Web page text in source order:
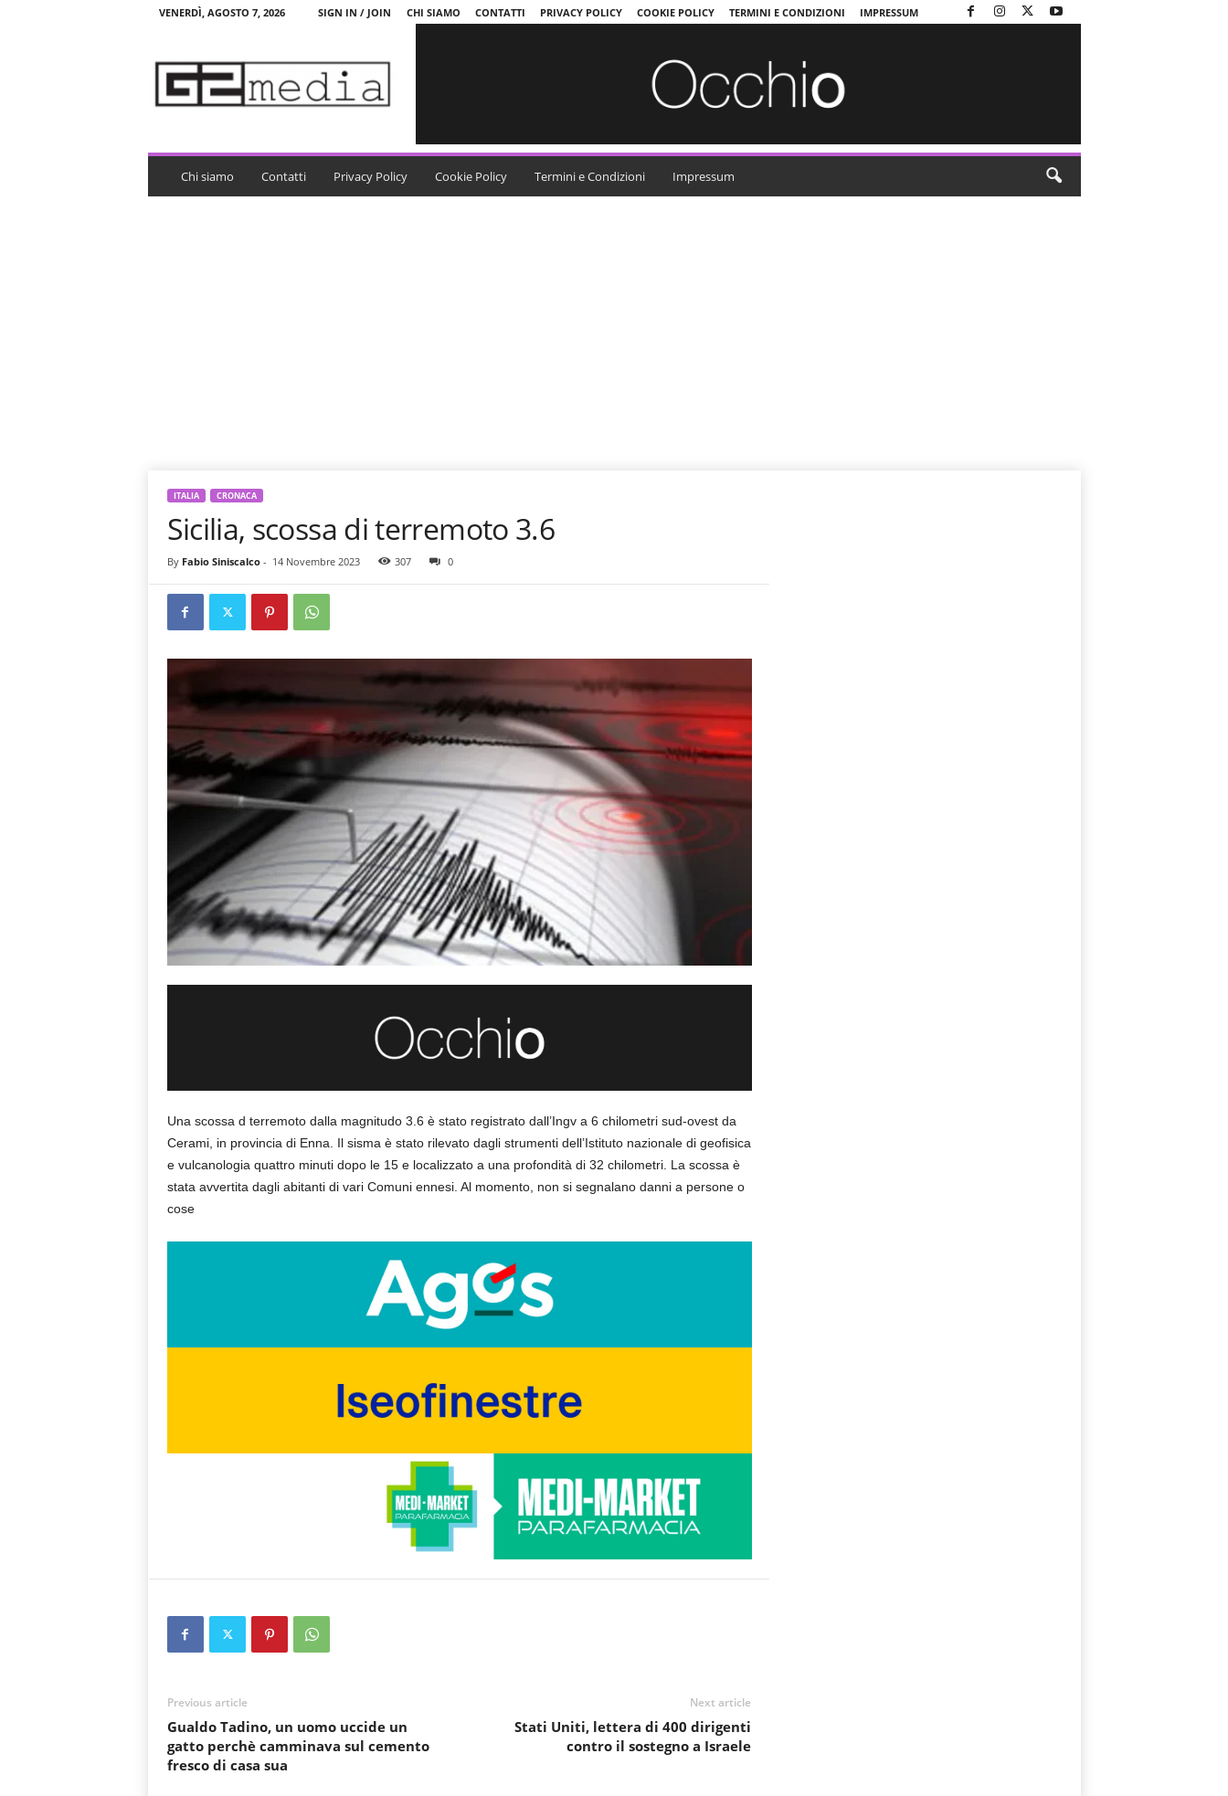
VENERDÌ, AGOSTO 7, 2026 SIGN IN / JOIN CHI SIAMO CONTATTI PRIVACY POLICY COOKIE POLICY TERMINI E CONDIZIONI IMPRESSUM
a
Chi siamo Contatti Privacy Policy Cookie Policy Termini e Condizioni Impressum
ITALIA CRONACA
Sicilia, scossa di terremoto 3.6
By Fabio Siniscalco- 14 Novembre 2023 307 0
Una scossa d terremoto dalla magnitudo 3.6 è stato registrato dall’Ingv a 6 chilometri sud-ovest da
Cerami, in provincia di Enna. Il sisma è stato rilevato dagli strumenti dell’Istituto nazionale di geofisica
e vulcanologia quattro minuti dopo le 15 e localizzato a una profondità di 32 chilometri. La scossa è
stata avvertita dagli abitanti di vari Comuni ennesi. Al momento, non si segnalano danni a persone o
cose
Previous article
Gualdo Tadino, un uomo uccide un
gatto perchè camminava sul cemento
fresco di casa sua
Next article
Stati Uniti, lettera di 400 dirigenti
contro il sostegno a Israele